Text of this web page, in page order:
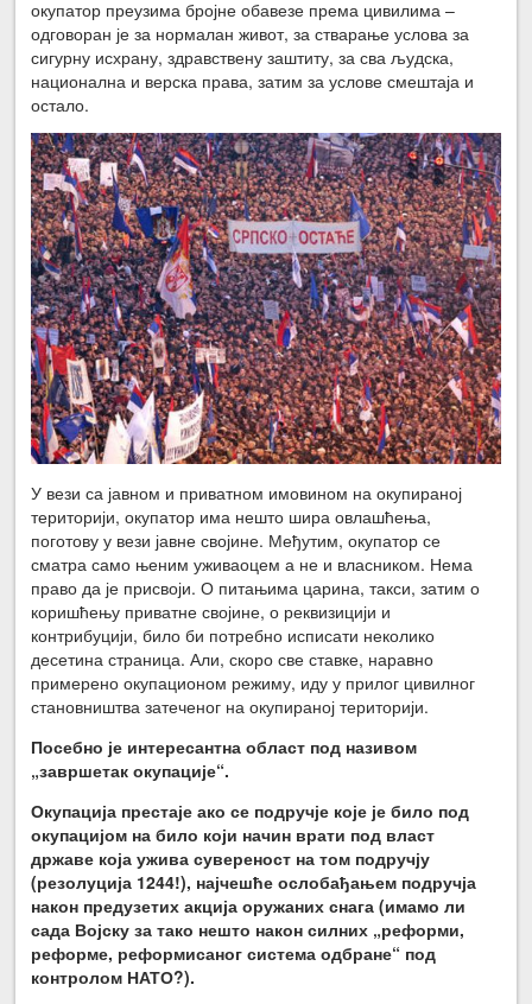
окупатор преузима бројне обавезе према цивилима –
одговоран је за нормалан живот, за стварање услова за
сигурну исхрану, здравствену заштиту, за сва људска,
национална и верска права, затим за услове смештаја и
остало.
У вези са јавном и приватном имовином на окупираној
територији, окупатор има нешто шира овлашћења,
поготову у вези јавне својине. Међутим, окупатор се
сматра само њеним уживаоцем а не и власником. Нема
право да је присвоји. О питањима царина, такси, затим о
коришћењу приватне својине, о реквизицији и
контрибуцији, било би потребно исписати неколико
десетина страница. Али, скоро све ставке, наравно
примерено окупационом режиму, иду у прилог цивилног
становништва затеченог на окупираној територији.
Посебно је интересантна област под називом
„завршетак окупације“.
Окупација престаје ако се подручје које је било под
окупацијом на било који начин врати под власт
државе која ужива сувереност на том подручју
(резолуција 1244!), најчешће ослобађањем подручја
након предузетих акција оружаних снага (имамо ли
сада Војску за тако нешто након силних „реформи,
реформе, реформисаног система одбране“ под
контролом НАТО?).